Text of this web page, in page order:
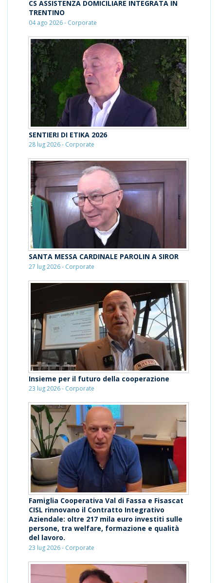
CS ASSISTENZA DOMICILIARE INTEGRATA IN
TRENTINO
04 ago 2026 - Corporate
SENTIERI DI ETIKA 2026
28 lug 2026 - Corporate
SANTA MESSA CARDINALE PAROLIN A SIROR
27 lug 2026 - Corporate
Insieme per il futuro della cooperazione
23 lug 2026 - Corporate
Famiglia Cooperativa Val di Fassa e Fisascat
CISL rinnovano il Contratto Integrativo
Aziendale: oltre 217 mila euro investiti sulle
persone, tra welfare, formazione e qualità
del lavoro.
23 lug 2026 - Corporate